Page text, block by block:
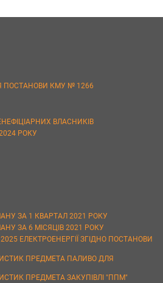
ПОСТАНОВИ КМУ № 1266
ВЛАСНИКІВ
РОКУ
ЗА 1 КВАРТАЛ 2021 РОКУ
ЗА 6 МІСЯЦІВ 2021 РОКУ
ЕЛЕКТРОЕНЕРГІЇ ЗГІДНО ПОСТАНОВИ
ПРЕДМЕТА ПАЛИВО ДЛЯ
ПРЕДМЕТА ЗАКУПІВЛІ "ППМ"